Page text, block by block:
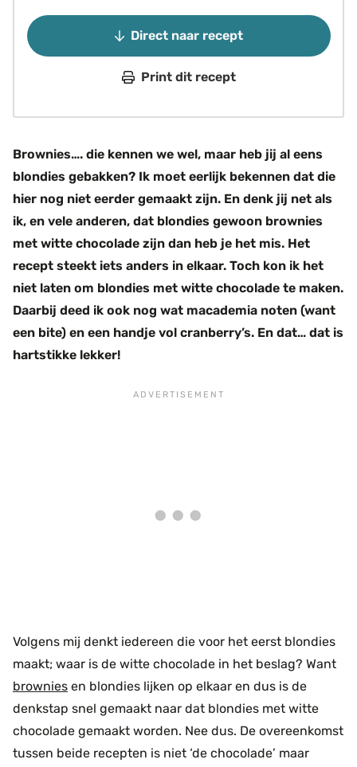
Direct naar recept
Print dit recept
Brownies…. die kennen we wel, maar heb jij al eens
blondies gebakken? Ik moet eerlijk bekennen dat die
hier nog niet eerder gemaakt zijn. En denk jij net als
ik, en vele anderen, dat blondies gewoon brownies
met witte chocolade zijn dan heb je het mis. Het
recept steekt iets anders in elkaar. Toch kon ik het
niet laten om blondies met witte chocolade te maken.
Daarbij deed ik ook nog wat macademia noten (want
een bite) en een handje vol cranberry’s. En dat… dat is
hartstikke lekker!
Volgens mij denkt iedereen die voor het eerst blondies
maakt; waar is de witte chocolade in het beslag? Want
brownies en blondies lijken op elkaar en dus is de
denkstap snel gemaakt naar dat blondies met witte
chocolade gemaakt worden. Nee dus. De overeenkomst
tussen beide recepten is niet ‘de chocolade’ maar